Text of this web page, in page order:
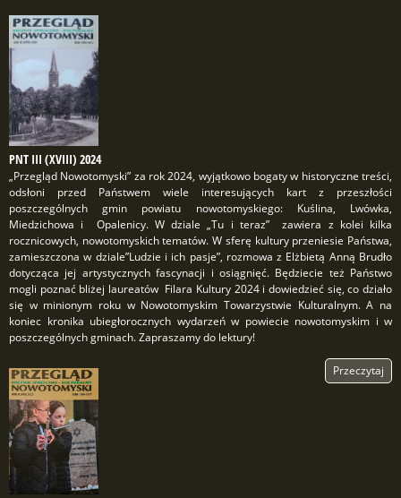
PNT III (XVIII) 2024
„Przegląd Nowotomyski” za rok 2024, wyjątkowo bogaty w historyczne treści,
odsłoni przed Państwem wiele interesujących kart z przeszłości
poszczególnych gmin powiatu nowotomyskiego: Kuślina, Lwówka,
Miedzichowa i Opalenicy. W dziale „Tu i teraz” zawiera z kolei kilka
rocznicowych, nowotomyskich tematów. W sferę kultury przeniesie Państwa,
zamieszczona w dziale”Ludzie i ich pasje”, rozmowa z Elżbietą Anną Brudło
dotycząca jej artystycznych fascynacji i osiągnięć. Będziecie też Państwo
mogli poznać bliżej laureatów Filara Kultury 2024 i dowiedzieć się, co działo
się w minionym roku w Nowotomyskim Towarzystwie Kulturalnym. A na
koniec kronika ubiegłorocznych wydarzeń w powiecie nowotomyskim i w
poszczególnych gminach. Zapraszamy do lektury!
Przeczytaj